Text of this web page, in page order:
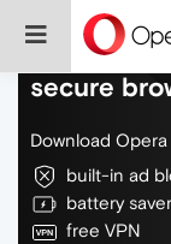
Do more
secure
Download
built-in ad
battery saver
free VPN